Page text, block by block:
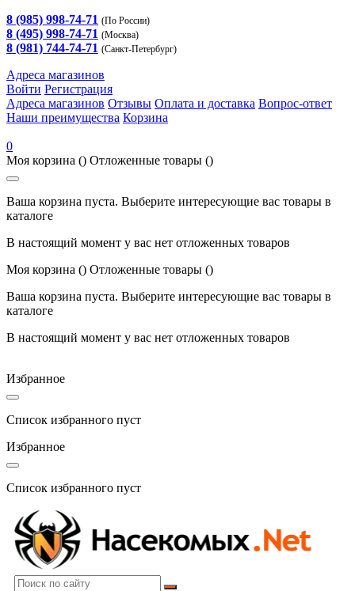
8 (985) 998-74-71 (По России)
8 (495) 998-74-71 (Москва)
8 (981) 744-74-71 (Санкт-Петербург)
Адреса магазинов
Войти Регистрация
Адреса магазинов Отзывы Оплата и доставка Вопрос-ответ
Наши преимущества Корзина
0
Моя корзина () Отложенные товары ()
Ваша корзина пуста. Выберите интересующие вас товары в
каталоге
В настоящий момент у вас нет отложенных товаров
Моя корзина () Отложенные товары ()
Ваша корзина пуста. Выберите интересующие вас товары в
каталоге
В настоящий момент у вас нет отложенных товаров
Избранное
Список избранного пуст
Избранное
Список избранного пуст